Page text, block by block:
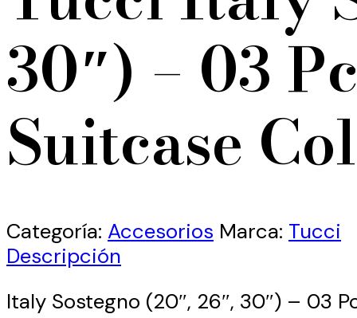
30″) – 03
Suitcase
Categoría: Accesorios Marca: Tucci
Descripción
Italy Sostegno (20″, 26″, 30″) – 03